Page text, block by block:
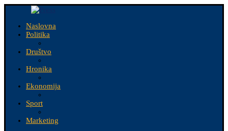
Naslovna
Politika
Društvo
Hronika
Ekonomija
Sport
Marketing